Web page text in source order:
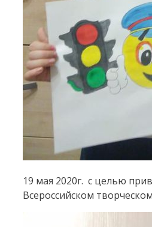
19 мая 2020г. с целью
Всероссийском